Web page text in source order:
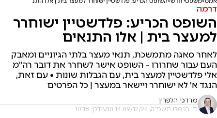
דרמה
השופט הכריע: פלדשטיין ישוחרר
למעצר בית | אלו התנאים
לאחר סאגה מתמשכת, תנאי מעצר בלתי הגיוניים ומאבק
העם עבור שחרורו – השופט אישר לשחרר את דובר רה"מ
אלי פלדשטיין למעצר בית, עם הגבלות שונות • עם זאת,
הנגד א' לא ישוחרר ויישאר במעצר | כל הפרטים
מרדכי הלפרין
ח' בכסלו תשפ"ה, 09/12/24 10:14 עודכן: 10:18